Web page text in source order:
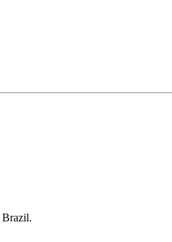
Brazil.